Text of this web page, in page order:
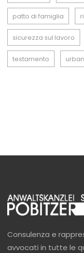
patto di famiglia
sicurezza sul lavoro
testamento
Consulenza e
avvocati in tutte le